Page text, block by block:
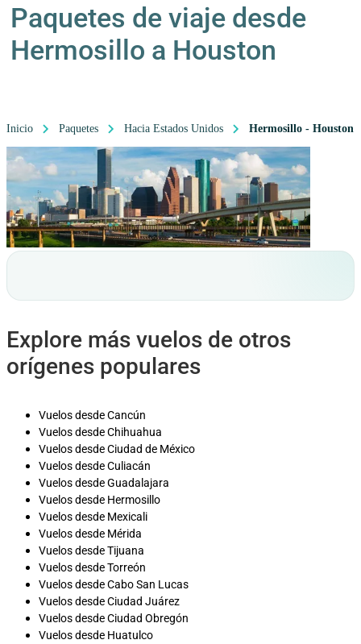
Paquetes de viaje desde
Hermosillo a Houston
Inicio Paquetes Hacia Estados Unidos Hermosillo - Houston
Explore más vuelos de otros
orígenes populares
Vuelos desde Cancún
Vuelos desde Chihuahua
Vuelos desde Ciudad de México
Vuelos desde Culiacán
Vuelos desde Guadalajara
Vuelos desde Hermosillo
Vuelos desde Mexicali
Vuelos desde Mérida
Vuelos desde Tijuana
Vuelos desde Torreón
Vuelos desde Cabo San Lucas
Vuelos desde Ciudad Juárez
Vuelos desde Ciudad Obregón
Vuelos desde Huatulco